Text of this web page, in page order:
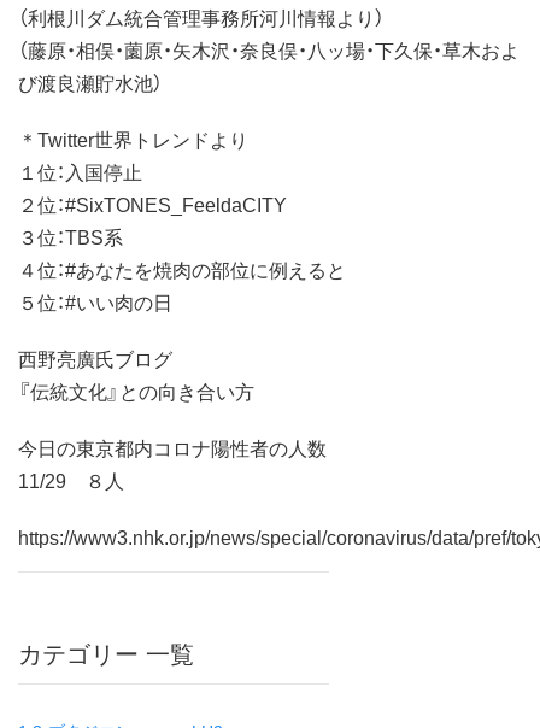
（利根川ダム統合管理事務所河川情報より）
（藤原・相俣・薗原・矢木沢・奈良俣・八ッ場・下久保・草木およ
び渡良瀬貯水池）
＊Twitter世界トレンドより
１位：入国停止
２位：#SixTONES_FeeldaCITY
３位：TBS系
４位：#あなたを焼肉の部位に例えると
５位：#いい肉の日
西野亮廣氏ブログ
『伝統文化』との向き合い方
今日の東京都内コロナ陽性者の人数
11/29 ８人
https://www3.nhk.or.jp/news/special/coronavirus/data/pref/
カテゴリー 一覧